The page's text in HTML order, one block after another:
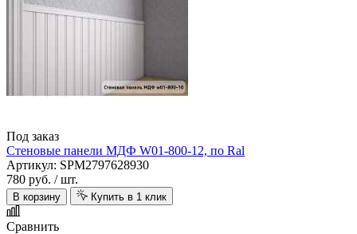
Под заказ
Стеновые панели МДФ W01-800-12, по Ral
Артикул: SPM2797628930
780 руб. / шт.
В корзину Купить в 1 клик
Сравнить